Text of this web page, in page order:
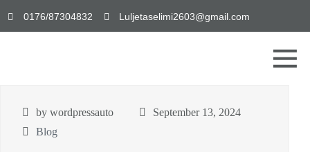
0176/87304832 Luljetaselimi2603@gmail.com
by wordpressauto
September 13, 2024
Blog